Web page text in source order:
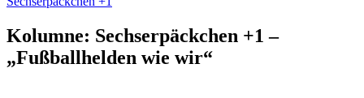
Kolumne: Sechserpäckchen +1 –
„Fußballhelden wie wir“